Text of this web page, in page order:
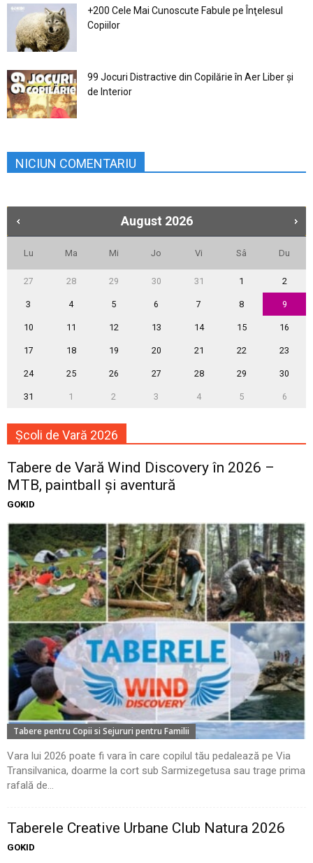
+200 Cele Mai Cunoscute Fabule pe Înţelesul
Copiilor
99 Jocuri Distractive din Copilărie în Aer Liber şi
de Interior
NICIUN COMENTARIU
August 2026
Lu Ma Mi Jo Vi Sâ Du
27 28 29 30 31 1 2
3 4 5 6 7 8 9
10 11 12 13 14 15 16
17 18 19 20 21 22 23
24 25 26 27 28 29 30
31 1 2 3 4 5 6
Școli de Vară 2026
Tabere de Vară Wind Discovery în 2026 –
MTB, paintball și aventură
GOKID
Tabere pentru Copii si Sejururi pentru Familii
Vara lui 2026 poate fi vara în care copilul tău pedalează pe Via
Transilvanica, doarme la cort sub Sarmizegetusa sau trage prima
rafală de...
Taberele Creative Urbane Club Natura 2026
GOKID